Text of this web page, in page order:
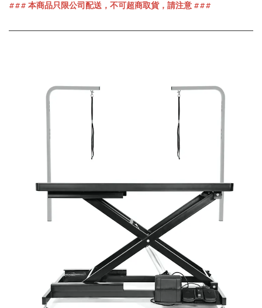
### 本商品只限公司配送，不可超商取貨，請注意 ###